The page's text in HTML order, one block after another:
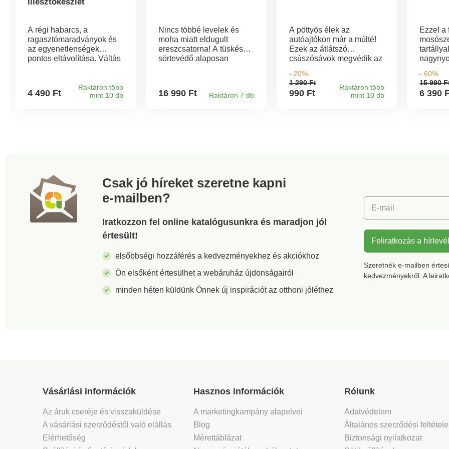
A régi habarcs, a
ragasztómaradványok és
az egyenetlenségek
pontos eltávolítása. Váltás
szögkaparóval és egyéb
fugafelszerelésekkel.
4 490 Ft
Raktáron több
mint 10 db
Nincs többé levelek és
moha miatt eldugult
ereszcsatorna! A tüskés
sörtevédő alaposan
4 méteres hosszúsággal
16 990 Ft Raktáron 7 db
A pöttyös élek az
autóajtókon már a múlté!
Ezek az átlátszó
csúszósávok megvédik az
karcolásoktól, pl. amikor
ki- és beszálláskor a
falnak ütközik.
- 20%
1 290 Ft
990 Ft
Raktáron több
mint 10 db
Ezzel a
fejjel
- 60%
15 990
6 390
Csak jó híreket szeretne kapni
e-mailben?
Iratkozzon fel online katalógusunkra és maradjon jól
értesült!
elsőbbségi hozzáférés a kedvezményekhez és akciókhoz
Ön elsőként értesülhet a webáruház újdonságairól
minden héten küldünk Önnek új inspirációt az otthoni jóléthez
E-mail
Feliratkozás a
Szeretnék e-mailben
kedvezményekről. A
Vásárlási információk
Az áruk cseréje és visszaküldése
A vásárlási szerződéstől való elállás
Elérhetőség
Hasznos információk
A marketingkampány alapelvei
Blog
Mérettáblázat
Rólunk
Adatvédelem
Általános szerződési
Biztonsági nyilatkozat